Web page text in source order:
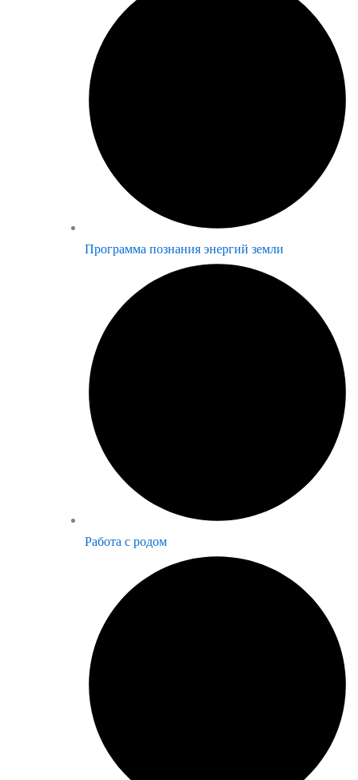
Программа познания энергий земли
Работа с родом